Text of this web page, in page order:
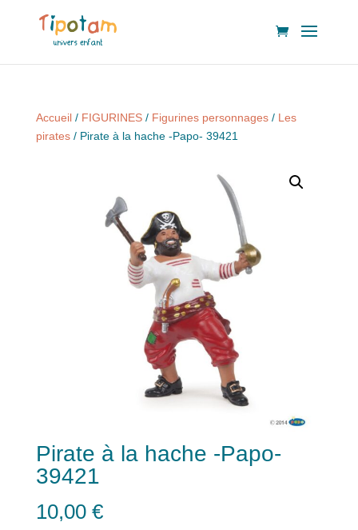
Accueil/ FIGURINES/ Figurines personnages/ Les
pirates/ Pirate à la hache -Papo- 39421
Pirate à la hache -Papo-
39421
10,00 €